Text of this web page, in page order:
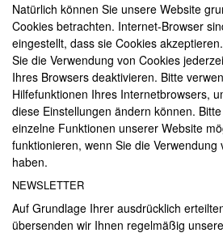
Natürlich können Sie unsere Website
Cookies betrachten. Internet-Browser
eingestellt, dass sie Cookies
Sie die Verwendung von Cookies
Ihres Browsers deaktivieren. Bitte
Hilfefunktionen Ihres Internetbrowsers,
diese Einstellungen ändern können.
einzelne Funktionen unserer Website
funktionieren, wenn Sie die Verwendung
haben.
NEWSLETTER
Auf Grundlage Ihrer ausdrücklich
übersenden wir Ihnen regelmäßig